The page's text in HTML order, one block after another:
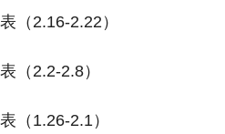
（2.16-2.22）
（2.2-2.8）
（1.26-2.1）